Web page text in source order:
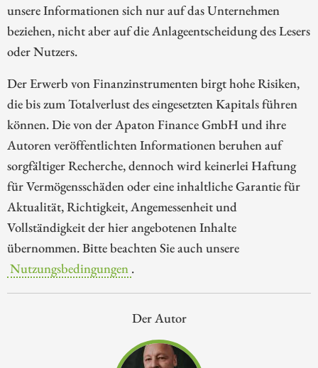
unsere Informationen sich nur auf das Unternehmen
beziehen, nicht aber auf die Anlageentscheidung des Lesers
oder Nutzers.
Der Erwerb von Finanzinstrumenten birgt hohe Risiken,
die bis zum Totalverlust des eingesetzten Kapitals führen
können. Die von der Apaton Finance GmbH und ihre
Autoren veröffentlichten Informationen beruhen auf
sorgfältiger Recherche, dennoch wird keinerlei Haftung
für Vermögensschäden oder eine inhaltliche Garantie für
Aktualität, Richtigkeit, Angemessenheit und
Vollständigkeit der hier angebotenen Inhalte
übernommen. Bitte beachten Sie auch unsere
Nutzungsbedingungen .
Der Autor